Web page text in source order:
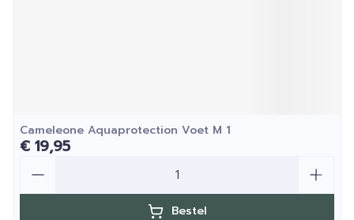
Cameleone Aquaprotection Voet M 1
€ 19,95
Bestel